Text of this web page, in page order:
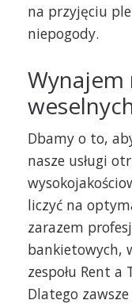
na przyjęciu
niepogody.
Dbamy o to,
nasze usługi
liczyć na
zarazem
bankietowych,
zespołu Rent
Dlatego